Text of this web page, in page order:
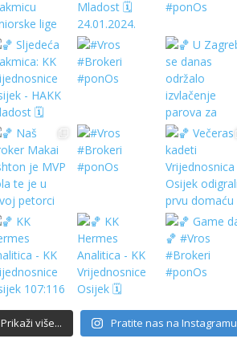
Prikaži više... Pratite nas na Instagramu